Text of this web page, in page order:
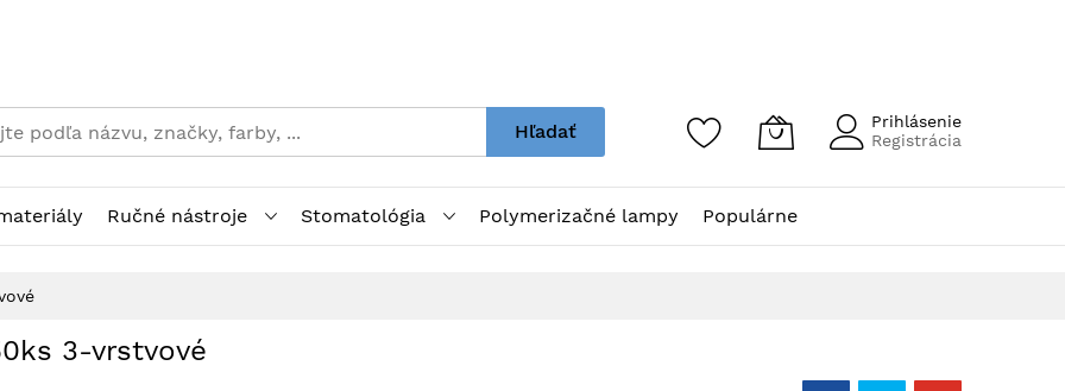
Hľadať
Prihlásenie
Registrácia
Ručné nástroje Stomatológia Polymerizačné lampy Populárne
3-vrstvové